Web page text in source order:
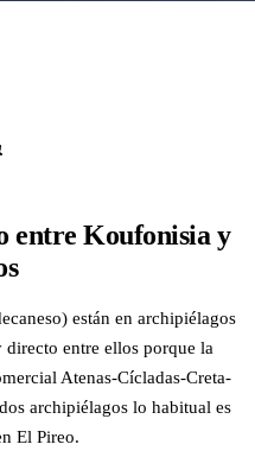
entre Koufonisia y
están en archipiélagos
entre ellos porque la
Atenas-Cícladas-Creta-
archipiélagos lo habitual es
El Pireo.